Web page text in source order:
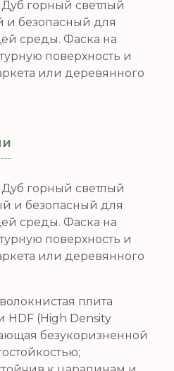
горный светлый
и безопасный для
среды. Фаска на
поверхность и
или деревянного
горный светлый
и безопасный для
среды. Фаска на
поверхность и
или деревянного
плита
HDF (High Density
безукоризненной